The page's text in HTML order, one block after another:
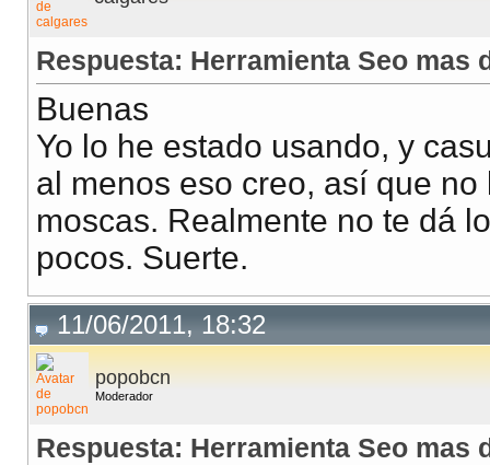
Respuesta: Herramienta Seo mas
Buenas
Yo lo he estado usando, y
al menos eso creo, así que
moscas. Realmente no te dá
pocos. Suerte.
11/06/2011, 18:32
popobcn
Moderador
Respuesta: Herramienta Seo mas